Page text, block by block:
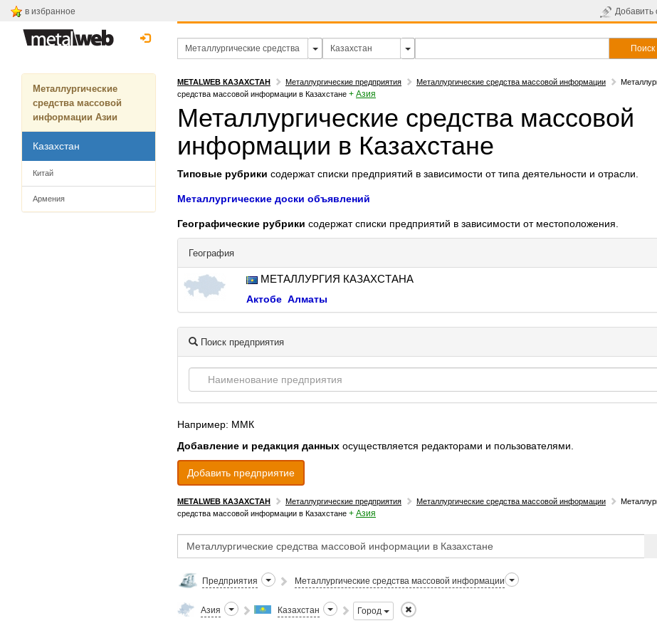
в избранное Добавить
Поиск
Металлургические
средства массовой
информации Азии
Казахстан
Китай
Армения
METALWEB КАЗАХСТАН Металлургические предприятия Металлургические средства массовой информации
средства массовой информации в Казахстане + Азия
Металлургические средства массовой
информации в Казахстане
Типовые рубрики содержат списки предприятий в зависимости от типа деятельности и отрасли.
Металлургические доски объявлений
Географические рубрики содержат списки предприятий в зависимости от местоположения.
География
МЕТАЛЛУРГИЯ КАЗАХСТАНА
Актобе Алматы
Поиск предприятия
Например: ММК
Добавление и редакция данных осуществляется редакторами и пользователями.
Добавить предприятие
METALWEB КАЗАХСТАН Металлургические предприятия Металлургические средства массовой информации
средства массовой информации в Казахстане + Азия
Предприятия Металлургические средства массовой информации
Азия Казахстан Город